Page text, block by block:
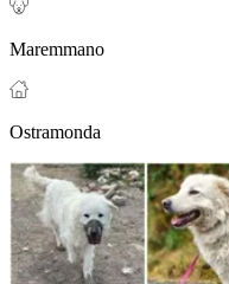
Maremmano
Ostramonda